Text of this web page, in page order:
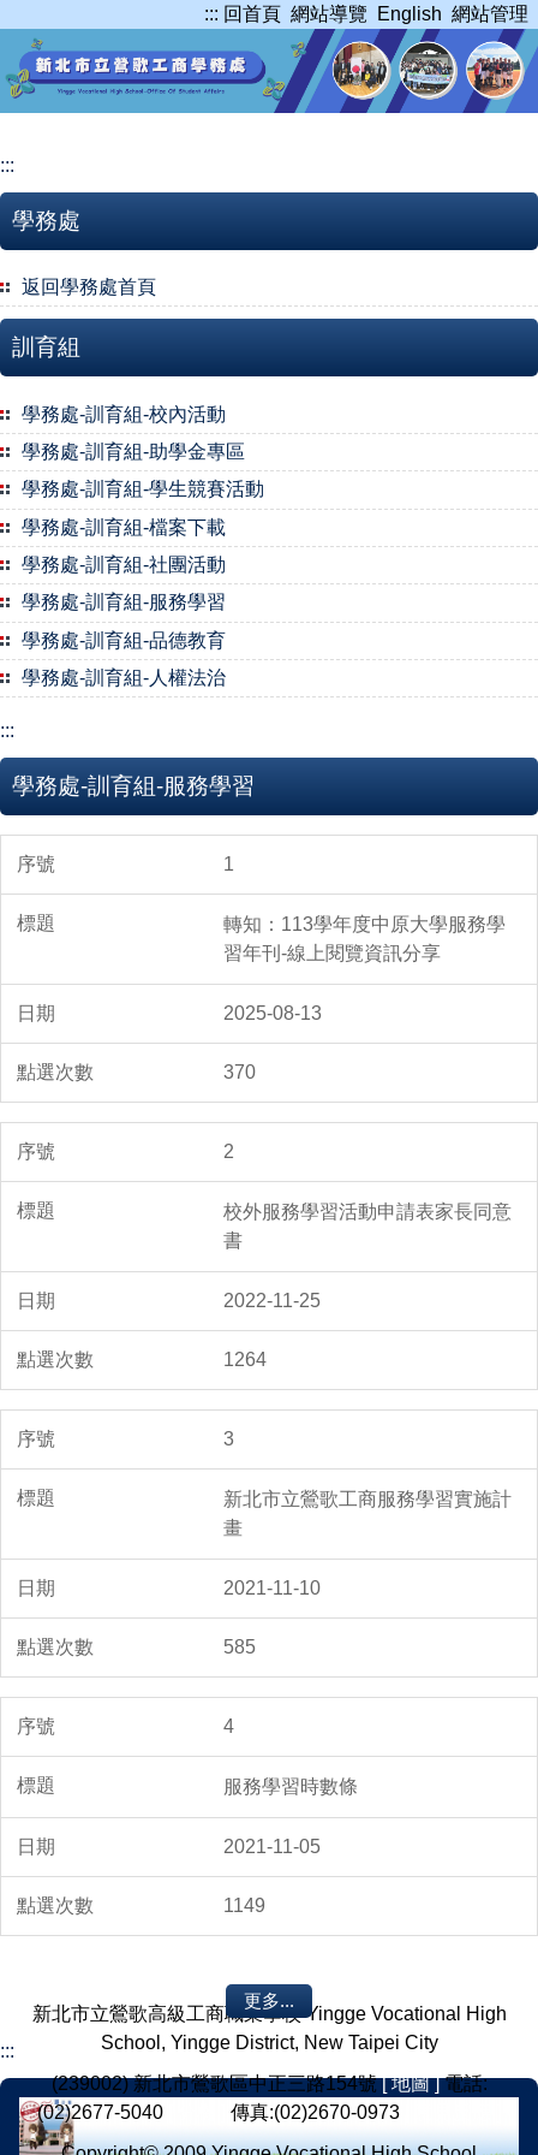
到
主
要
容
區
::: 回首頁 網站導覽 English 網站管理
:::
學務處
返回學務處首頁
訓育組
學務處-訓育組-校內活動
學務處-訓育組-助學金專區
學務處-訓育組-學生競賽活動
學務處-訓育組-檔案下載
學務處-訓育組-社團活動
學務處-訓育組-服務學習
學務處-訓育組-品德教育
學務處-訓育組-人權法治
:::
學務處-訓育組-服務學習
1
轉知：113學年度中原大學服務學
習年刊-線上閱覽資訊分享
2025-08-13
370
2
校外服務學習活動申請表家長同意
書
2022-11-25
1264
3
新北市立鶯歌工商服務學習實施計
畫
2021-11-10
585
4
服務學習時數條
2021-11-05
1149
更多...
:::
新北市立鶯歌高級工商職業學校 Yingge Vocational High
School, Yingge District, New Taipei City
(239002) 新北市鶯歌區中正三路154號[ 地圖 ]電話:
(02)2677-5040
傳真:(02)2670-0973